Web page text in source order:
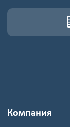
Компания